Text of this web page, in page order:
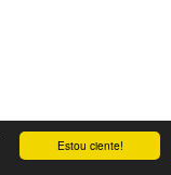
Estou ciente!